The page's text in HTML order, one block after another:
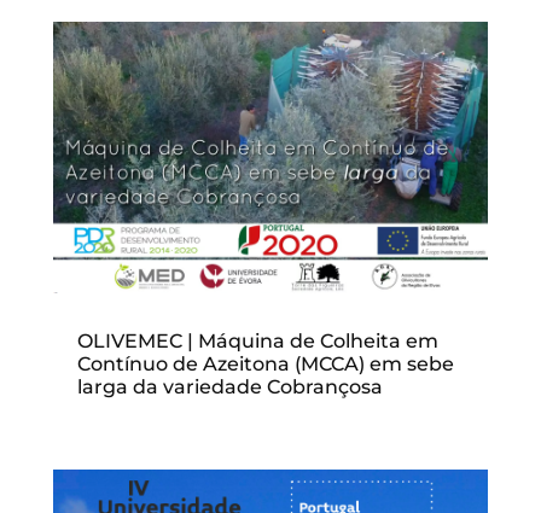
OLIVEMEC | Máquina de Colheita em
Contínuo de Azeitona (MCCA) em sebe
larga da variedade Cobrançosa